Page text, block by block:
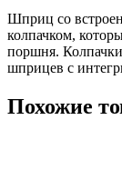
Шприц со
колпачком,
поршня.
шприцев с
Похожие